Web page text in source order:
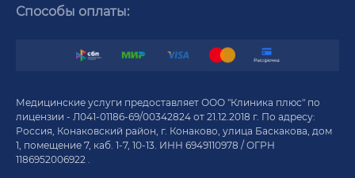
Способы оплаты:
Медицинские услуги предоставляет ООО "Клиника плюс" по
лицензии - Л041-01186-69/00342824 от 21.12.2018 г. По адресу:
Россия, Конаковский район, г. Конаково, улица Баскакова, дом
1, помещение 7, каб. 1-7, 10-13. ИНН 6949110978 / ОГРН
1186952006922 .